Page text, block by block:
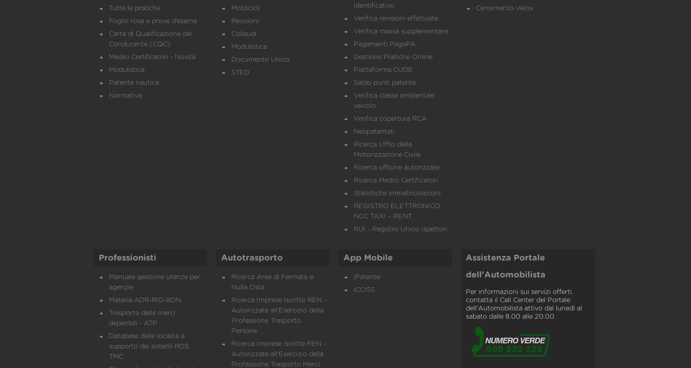
Tutte le pratiche
Foglio rosa e prove d’esame
Carta di Qualificazione del
Conducente (CQC)
Medici Certificatori - Novità
Modulistica
Patente nautica
Normativa
Motocicli
Revisioni
Collaudi
Modulistica
Documento Unico
STED
identificativo
Verifica revisioni effettuate
Verifica massa supplementare
Pagamenti PagoPA
Gestione Pratiche Online
Piattaforma CUDE
Saldo punti patente
Verifica classe ambientale
veicolo
Verifica copertura RCA
Neopatentati
Ricerca Uffici della
Motorizzazione Civile
Ricerca officine autorizzate
Ricerca Medici Certificatori
Statistiche immatricolazioni
REGISTRO ELETTRONICO
NCC TAXI – RENT
RUI - Registro Unico Ispettori
Censimento Velox
Professionisti
Manuale gestione utenze per
agenzie
Materia ADR-RID-ADN
Trasporto delle merci
deperibili - ATP
Database delle località a
supporto dei sistemi RDS
TMC
Autotrasporto
Ricerca Aree di Fermata e
Nulla Osta
Ricerca Imprese Iscritte REN -
Autorizzate all'Esercizio della
Professione Trasporto
Persone
Ricerca Imprese iscritte REN -
Autorizzate all'Esercizio della
Professione Trasporto Merci
App Mobile
iPatente
iCCISS
Assistenza Portale
dell'Automobilista
Per informazioni sui servizi offerti,
contatta il Call Center del Portale
dell'Automobilista attivo dal lunedì al
sabato dalle 8.00 alle 20.00